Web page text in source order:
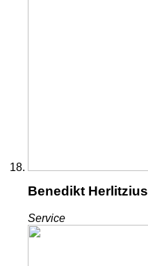
Benedikt Herlitzius
Service